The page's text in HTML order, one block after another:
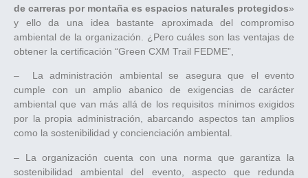
de carreras por montaña es espacios naturales protegidos»
y ello da una idea bastante aproximada del compromiso
ambiental de la organización. ¿Pero cuáles son las ventajas de
obtener la certificación “Green CXM Trail FEDME”,
– La administración ambiental se asegura que el evento
cumple con un amplio abanico de exigencias de carácter
ambiental que van más allá de los requisitos mínimos exigidos
por la propia administración, abarcando aspectos tan amplios
como la sostenibilidad y concienciación ambiental.
– La organización cuenta con una norma que garantiza la
sostenibilidad ambiental del evento, aspecto que redunda